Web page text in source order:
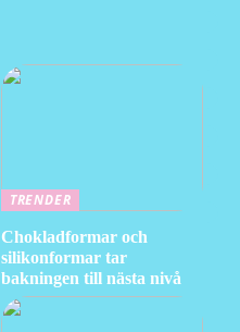
TRENDER
Chokladformar och
silikonformar tar
bakningen till nästa nivå